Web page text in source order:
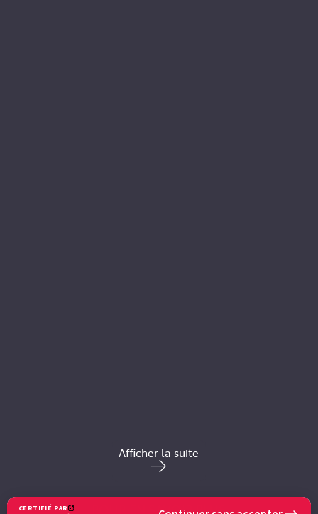
CERTIFIÉ PAR
Afficher la suite
POUR EN SAVOIR PLUS